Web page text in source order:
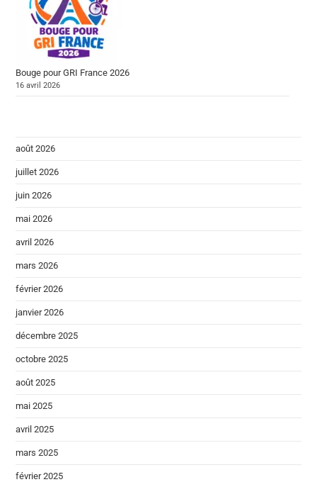
Bouge pour GRI France 2026
16 avril 2026
août 2026
juillet 2026
juin 2026
mai 2026
avril 2026
mars 2026
février 2026
janvier 2026
décembre 2025
octobre 2025
août 2025
mai 2025
avril 2025
mars 2025
février 2025